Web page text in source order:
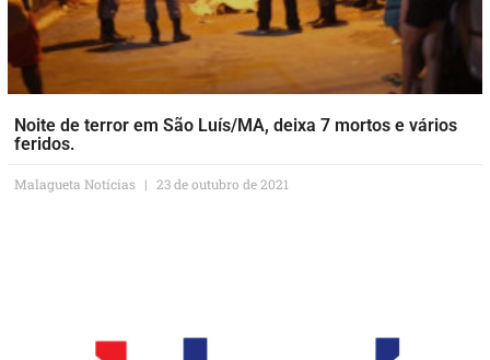
Noite de terror em São Luís/MA, deixa 7 mortos e vários
feridos.
Malagueta Notícias 23 de outubro de 2021